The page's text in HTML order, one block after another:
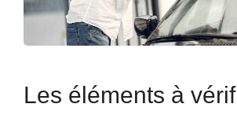
Les éléments à